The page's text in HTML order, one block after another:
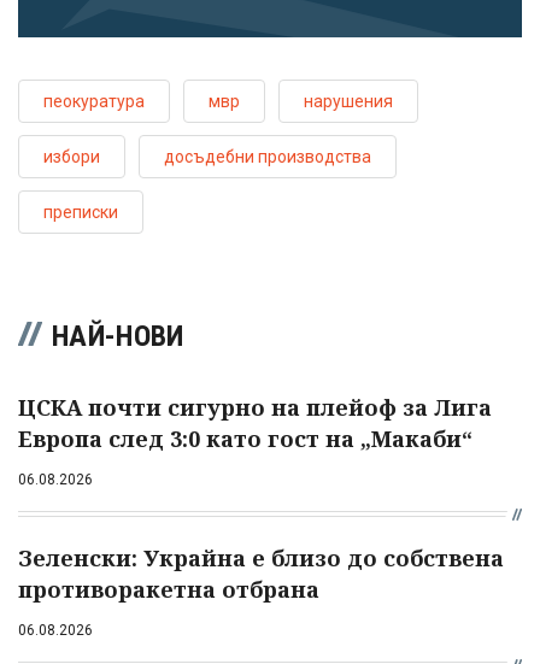
пеокуратура мвр нарушения
избори досъдебни производства
преписки
НАЙ-НОВИ
ЦСКА почти сигурно на плейоф за Лига
Европа след 3:0 като гост на „Макаби“
06.08.2026
Зеленски: Украйна е близо до собствена
противоракетна отбрана
06.08.2026